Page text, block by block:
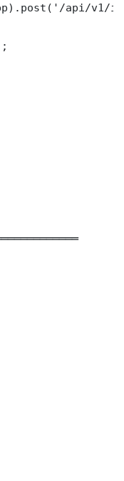
api/v1/